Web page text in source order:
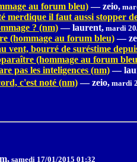
au forum bleu) — zeio,
merdique il faut aussi stopper
? (nm) — laurent, mardi
(hommage au forum bleu) —
vent, bourré de suréstime
(hommage au forum
pas les inteligences (nm) —
c'est noté (nm) — zeio, mardi
samedi 17/01/2015 01:32